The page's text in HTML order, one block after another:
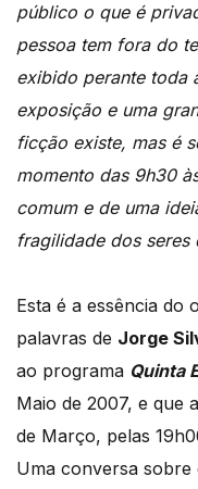
público o que é
pessoa tem fora do
exibido perante toda
exposição e uma
ficção existe, mas é
momento das 9h30
comum e de uma
fragilidade dos seres
Esta é a essência do
palavras de Jorge
ao programa Quinta
Maio de 2007, e que
de Março, pelas
Uma conversa